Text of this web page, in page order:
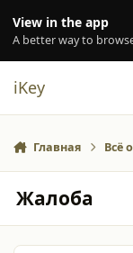
View in the app
A better way to
iKey
Главная Всё
Жалоба